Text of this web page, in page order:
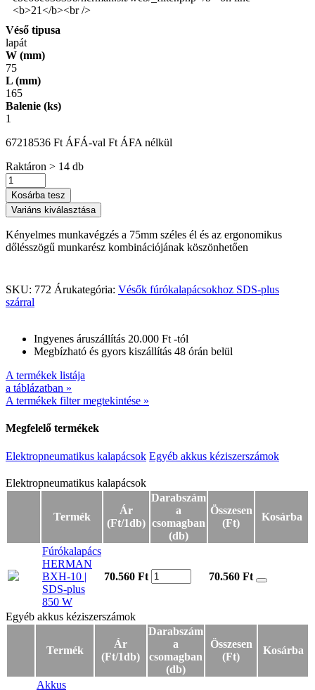
Véső tipusa
lapát
W (mm)
75
L (mm)
165
Balenie (ks)
1
67218536 Ft ÁFÁ-val Ft ÁFA nélkül
Raktáron > 14 db
Kosárba tesz
Variáns kiválasztása
Kényelmes munkavégzés a 75mm széles él és az ergonomikus
dőlésszögű munkarész kombinációjának köszönhetően
SKU: 772 Árukategória: Vésők fúrókalapácsokhoz SDS-plus
szárral
Ingyenes áruszállítás 20.000 Ft -tól
Megbízható és gyors kiszállítás 48 órán belül
A termékek listája
a táblázatban »
A termékek filter megtekintése »
Megfelelő termékek
Elektropneumatikus kalapácsok Egyéb akkus kéziszerszámok
Elektropneumatikus kalapácsok
Elektropneumatikus kalapácsok
Termék
Ár
(Ft/1db)
Darabszám
a
csomagban
(db)
Összesen
(Ft)
Kosárba
Fúrókalapács
HERMAN
BXH-10 |
SDS-plus
850 W
70.560 Ft 70.560 Ft
Egyéb akkus kéziszerszámok
Egyéb akkus kéziszerszámok
Termék
Ár
(Ft/1db)
Darabszám
a
csomagban
(db)
Összesen
(Ft)
Kosárba
Akkus